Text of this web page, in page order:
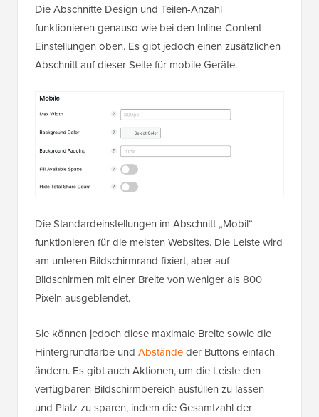
Die Abschnitte Design und Teilen-Anzahl
funktionieren genauso wie bei den Inline-Content-
Einstellungen oben. Es gibt jedoch einen zusätzlichen
Abschnitt auf dieser Seite für mobile Geräte.
Die Standardeinstellungen im Abschnitt „Mobil“
funktionieren für die meisten Websites. Die Leiste wird
am unteren Bildschirmrand fixiert, aber auf
Bildschirmen mit einer Breite von weniger als 800
Pixeln ausgeblendet.
Sie können jedoch diese maximale Breite sowie die
Hintergrundfarbe und Abständeder Buttons einfach
ändern. Es gibt auch Aktionen, um die Leiste den
verfügbaren Bildschirmbereich ausfüllen zu lassen
und Platz zu sparen, indem die Gesamtzahl der